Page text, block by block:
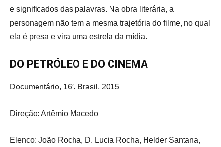
e significados das palavras. Na obra literária, a
personagem não tem a mesma trajetória do filme, no qual
ela é presa e vira uma estrela da mídia.
DO PETRÓLEO E DO CINEMA
Documentário, 16′. Brasil, 2015
Direção: Artêmio Macedo
Elenco: João Rocha, D. Lucia Rocha, Helder Santana,